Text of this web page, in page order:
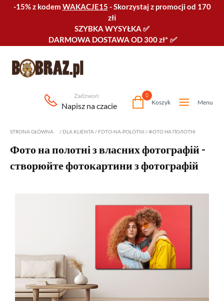
-15% z kodem WAKACJE15 -Skorzystaj z promocji od 170
złℹ️
SZYBKA WYSYŁKA ✅
DARMOWA DOSTAWA OD 300 zł* ✅
Zadzwoń:
Napisz na czacie Koszyk
0
Menu
STRONA GŁÓWNA / DLA KLIENTA / FOTO-NA-POLOTNI /ФОТО НА ПОЛОТНІ
Фото на полотні з власних фотографій -
створюйте фотокартини з фотографій